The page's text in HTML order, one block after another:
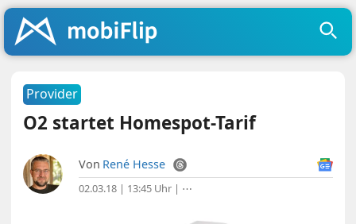
Provider
O2 startet Homespot-Tarif
Von René Hesse
02.03.18 | 13:45 Uhr | ⋯